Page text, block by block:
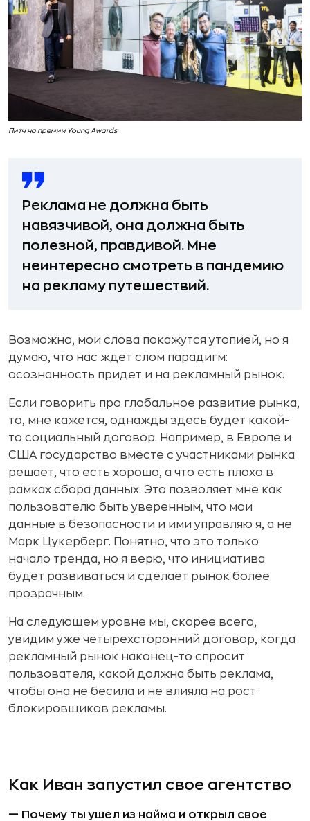
Питч на премии Young Awards
Реклама не должна быть
навязчивой, она должна быть
полезной, правдивой. Мне
неинтересно смотреть в пандемию
на рекламу путешествий.
Возможно, мои слова покажутся утопией, но я
думаю, что нас ждет слом парадигм:
осознанность придет и на рекламный рынок.
Если говорить про глобальное развитие рынка,
то, мне кажется, однажды здесь будет какой-
то социальный договор. Например, в Европе и
США государство вместе с участниками рынка
решает, что есть хорошо, а что есть плохо в
рамках сбора данных. Это позволяет мне как
пользователю быть уверенным, что мои
данные в безопасности и ими управляю я, а не
Марк Цукерберг. Понятно, что это только
начало тренда, но я верю, что инициатива
будет развиваться и сделает рынок более
прозрачным.
На следующем уровне мы, скорее всего,
увидим уже четырехсторонний договор, когда
рекламный рынок наконец-то спросит
пользователя, какой должна быть реклама,
чтобы она не бесила и не влияла на рост
блокировщиков рекламы.
Как Иван запустил свое агентство
— Почему ты ушел из найма и открыл свое